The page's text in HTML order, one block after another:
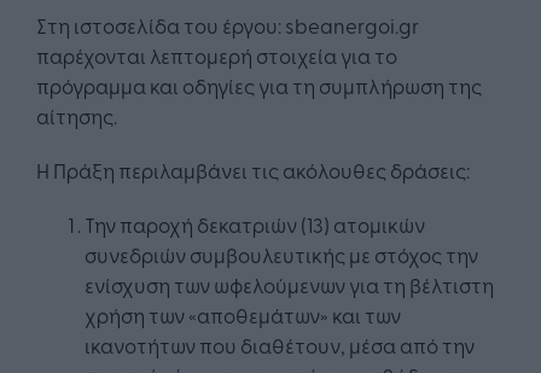
Στη ιστοσελίδα του έργου: sbeanergoi.gr
παρέχονται λεπτομερή στοιχεία για το
πρόγραμμα και οδηγίες για τη συμπλήρωση της
αίτησης.
Η Πράξη περιλαμβάνει τις ακόλουθες δράσεις:
Την παροχή δεκατριών (13) ατομικών
συνεδριών συμβουλευτικής με στόχος την
ενίσχυση των ωφελούμενων για τη βέλτιστη
χρήση των «αποθεμάτων» και των
ικανοτήτων που διαθέτουν, μέσα από την